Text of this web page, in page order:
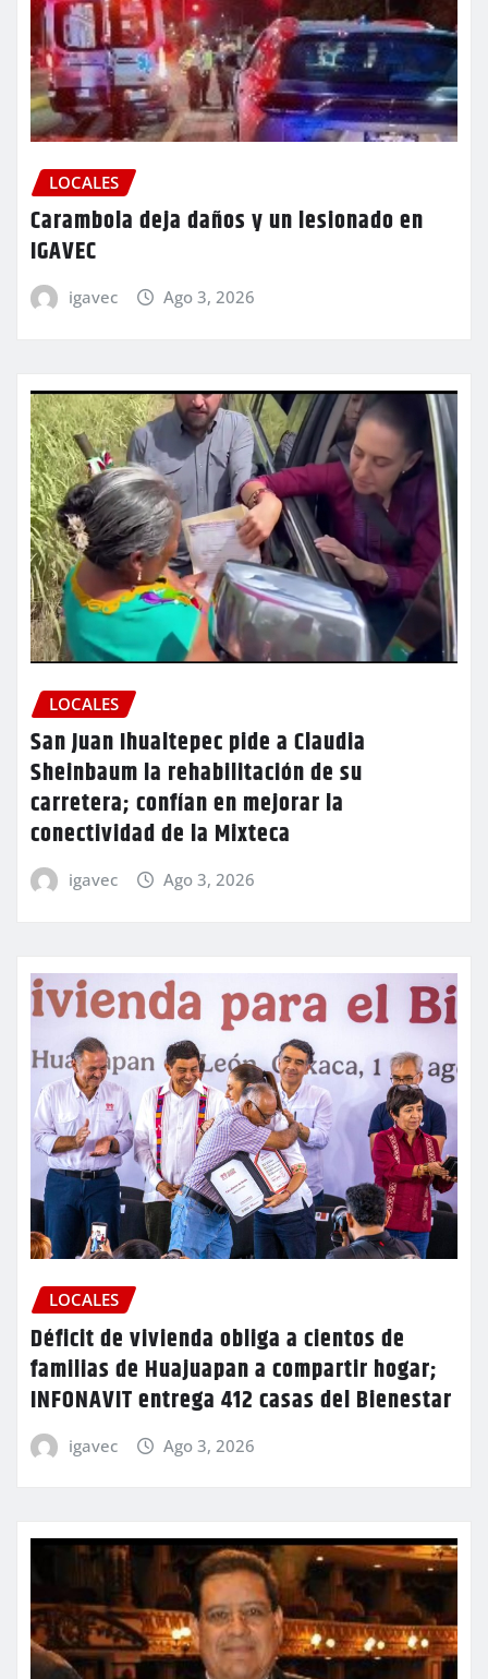
LOCALES
Carambola deja daños y un lesionado en
IGAVEC
igavec Ago 3, 2026
LOCALES
San Juan Ihualtepec pide a Claudia
Sheinbaum la rehabilitación de su
carretera; confían en mejorar la
conectividad de la Mixteca
igavec Ago 3, 2026
LOCALES
Déficit de vivienda obliga a cientos de
familias de Huajuapan a compartir hogar;
INFONAVIT entrega 412 casas del Bienestar
igavec Ago 3, 2026